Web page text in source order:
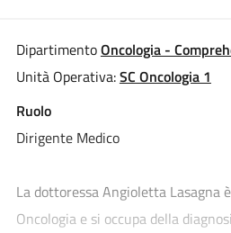
DipartimentoOncologia -
Unità Operativa:SC Oncologia 1
Ruolo
Dirigente Medico
La dottoressa Angioletta Lasagna
Oncologia e si occupa della